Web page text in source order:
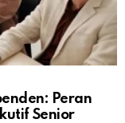
Peran
Senior